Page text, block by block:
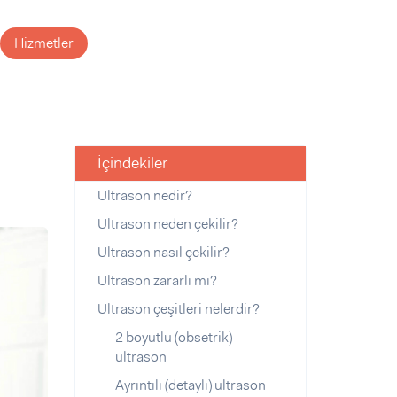
Hizmetler
İçindekiler
Ultrason nedir?
Ultrason neden çekilir?
Ultrason nasıl çekilir?
Ultrason zararlı mı?
Ultrason çeşitleri nelerdir?
2 boyutlu (obsetrik)
ultrason
Ayrıntılı (detaylı) ultrason